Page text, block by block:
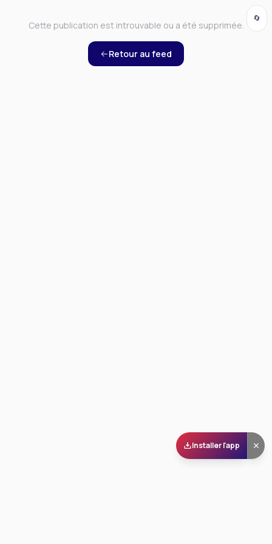
Cette publication est introuvable ou a été supprimée.
Retour au feed
Installer l'app
🔄